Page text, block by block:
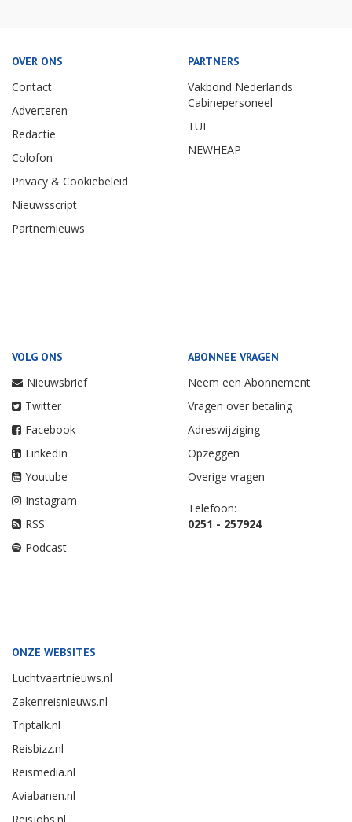
OVER ONS
Contact
Adverteren
Redactie
Colofon
Privacy & Cookiebeleid
Nieuwsscript
Partnernieuws
PARTNERS
Vakbond Nederlands
Cabinepersoneel
TUI
NEWHEAP
VOLG ONS
Nieuwsbrief
Twitter
Facebook
LinkedIn
Youtube
Instagram
RSS
Podcast
ABONNEE VRAGEN
Neem een Abonnement
Vragen over betaling
Adreswijziging
Opzeggen
Overige vragen
Telefoon:
0251 - 257924
ONZE WEBSITES
Luchtvaartnieuws.nl
Zakenreisnieuws.nl
Triptalk.nl
Reisbizz.nl
Reismedia.nl
Aviabanen.nl